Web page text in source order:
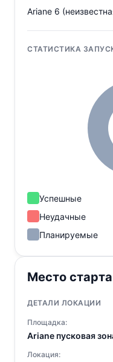
Ariane 6
СТАТИСТИКА
Успешные
Неудачные
Планируемые
Место старта
ДЕТАЛИ ЛОКАЦИИ
Площадка:
Ariane пусковая
Локация: